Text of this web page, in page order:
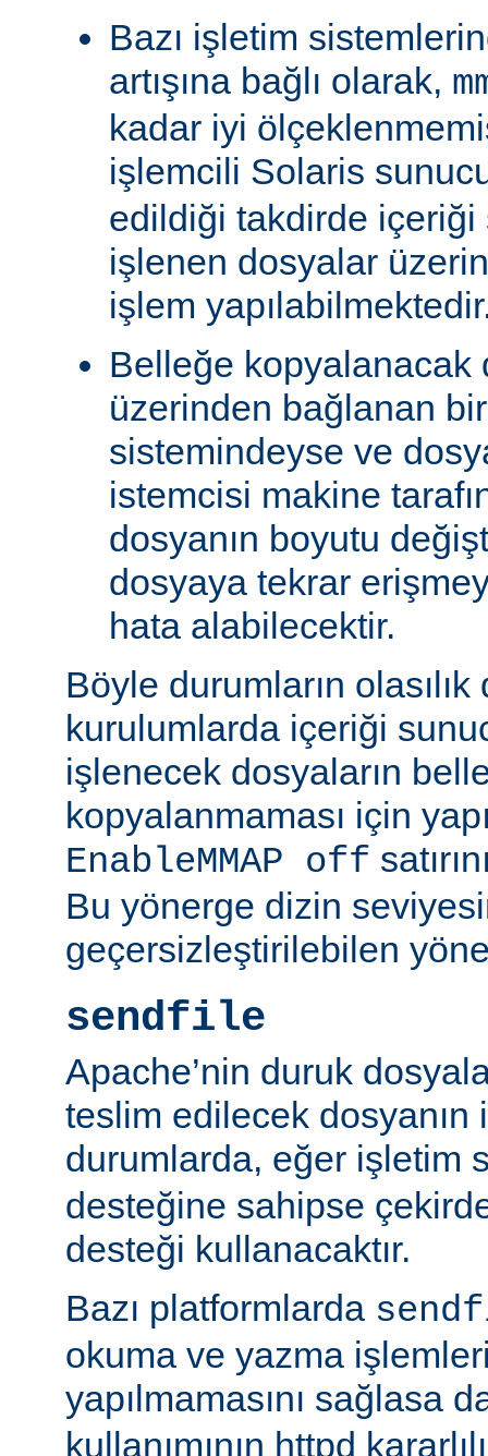
Bazı işletim
artışına bağlı olarak,
kadar iyi
işlemcili Solaris
edildiği takdirde içeriği
işlenen dosyalar
işlem
Belleğe kopyalanacak
üzerinden bağlanan
sistemindeyse ve
istemcisi makine
dosyanın boyutu
dosyaya tekrar
hata alabilecektir.
Böyle durumların
kurulumlarda içeriği
işlenecek dosyaların
kopyalanmaması için
EnableMMAP off
Bu yönerge dizin
geçersizleştirilebilen
sendfile
Apache’nin duruk
teslim edilecek dosyanın
durumlarda, eğer işletim
desteğine sahipse
desteği kullanacaktır.
Bazı platformlarda
okuma ve yazma
yapılmamasını sağlasa
kullanımının httpd